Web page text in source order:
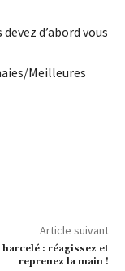
d’abord vous
Meilleures
Article suivant
harcelé : réagissez et
reprenez la main !